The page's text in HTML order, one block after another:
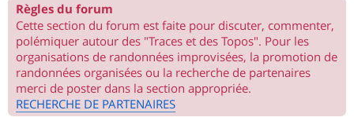
Règles du forum
Cette section du forum est faite pour discuter, commenter,
polémiquer autour des "Traces et des Topos". Pour les
organisations de randonnées improvisées, la promotion de
randonnées organisées ou la recherche de partenaires
merci de poster dans la section appropriée.
RECHERCHE DE PARTENAIRES